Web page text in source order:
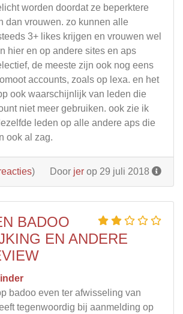
worden doordat ze beperktere
dan vrouwen. zo kunnen alle
3+ likes krijgen en vrouwen wel
hier en op andere sites en aps
de meeste zijn ook nog eens
accounts, zoals op lexa. en het
ook waarschijnlijk van leden die
niet meer gebruiken. ook zie ik
leden op alle andere aps die
ook al zag.
Door jer op 29 juli 2018
)
BADOO
EN ANDERE
badoo even ter afwisseling van
tegenwoordig bij aanmelding op